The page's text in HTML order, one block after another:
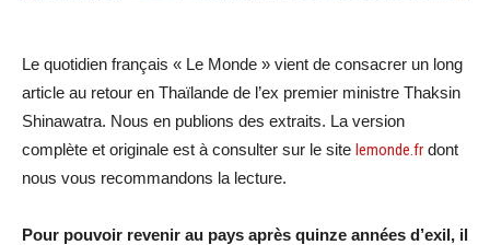
Le quotidien français « Le Monde » vient de consacrer un long
article au retour en Thaïlande de l’ex premier ministre Thaksin
Shinawatra. Nous en publions des extraits. La version
complète et originale est à consulter sur le site lemonde.fr dont
nous vous recommandons la lecture.
Pour pouvoir revenir au pays après quinze années d’exil, il